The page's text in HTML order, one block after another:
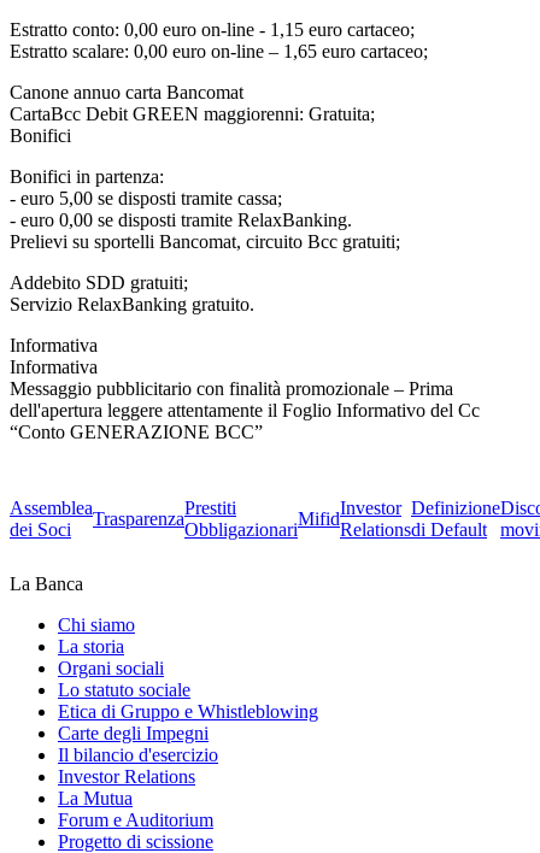
Estratto conto: 0,00 euro on-line - 1,15 euro cartaceo;
Estratto scalare: 0,00 euro on-line – 1,65 euro cartaceo;
Canone annuo carta Bancomat
CartaBcc Debit GREEN maggiorenni: Gratuita;
Bonifici
Bonifici in partenza:
- euro 5,00 se disposti tramite cassa;
- euro 0,00 se disposti tramite RelaxBanking.
Prelievi su sportelli Bancomat, circuito Bcc gratuiti;
Addebito SDD gratuiti;
Servizio RelaxBanking gratuito.
Informativa
Informativa
Messaggio pubblicitario con finalità promozionale – Prima
dell'apertura leggere attentamente il Foglio Informativo del Cc
“Conto GENERAZIONE BCC”
Assemblea
dei Soci
Trasparenza
Prestiti
Obbligazionari
Mifid
Investor
Relations
Definizione
di Default
La Banca
Chi siamo
La storia
Organi sociali
Lo statuto sociale
Etica di Gruppo e Whistleblowing
Carte degli Impegni
Il bilancio d'esercizio
Investor Relations
La Mutua
Forum e Auditorium
Progetto di scissione